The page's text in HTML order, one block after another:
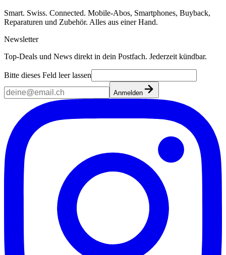
Smart. Swiss. Connected. Mobile-Abos, Smartphones, Buyback,
Reparaturen und Zubehör. Alles aus einer Hand.
Newsletter
Top-Deals und News direkt in dein Postfach. Jederzeit kündbar.
Bitte dieses Feld leer lassen
Anmelden